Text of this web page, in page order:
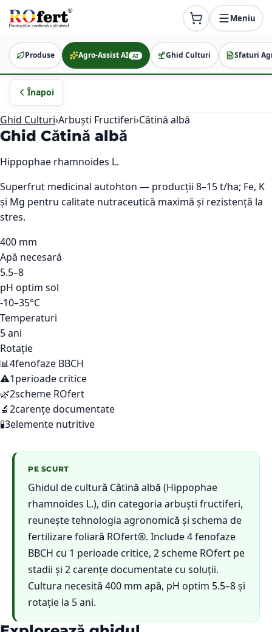
Meniu
Produse Agro-Assist AI AI Ghid Culturi Sfaturi
Înapoi
Ghid Culturi›Arbuști Fructiferi›Cătină albă
Ghid Cătină albă
Hippophae rhamnoides L.
Superfrut medicinal autohton — producții 8–15 t/ha; Fe, K
și Mg pentru calitate nutraceutică maximă și rezistență la
stres.
400 mm
Apă necesară
5.5–8
pH optim sol
-10–35°C
Temperaturi
5 ani
Rotație
📊4fenofaze BBCH
⚠️1perioade critice
🌿2scheme ROfert
🔬2carențe documentate
🧪3elemente nutritive
PE SCURT
Ghidul de cultură Cătină albă (Hippophae
rhamnoides L.), din categoria arbuști fructiferi,
reunește tehnologia agronomică și schema de
fertilizare foliară ROfert®. Include 4 fenofaze
BBCH cu 1 perioade critice, 2 scheme ROfert pe
stadii și 2 carențe documentate cu soluții.
Cultura necesită 400 mm apă, pH optim 5.5–8 și
rotație la 5 ani.